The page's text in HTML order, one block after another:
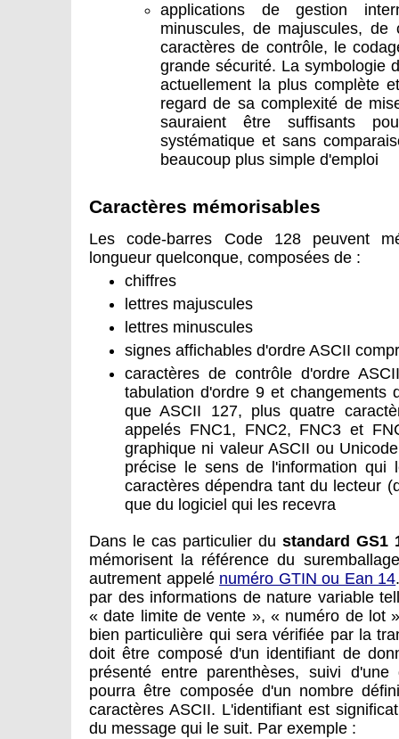
applications de gestion
minuscules, de majuscules,
caractères de contrôle, le
grande sécurité. La symbologie
actuellement la plus complète
regard de sa complexité de
sauraient être suffisants
systématique et sans
beaucoup plus simple d'emploi
Caractères mémorisables
Les code-barres Code 128 peuvent
longueur quelconque, composées de :
chiffres
lettres majuscules
lettres minuscules
signes affichables d'ordre ASCII
caractères de contrôle d'ordre
tabulation d'ordre 9 et changements
que ASCII 127, plus quatre
appelés FNC1, FNC2, FNC3 et
graphique ni valeur ASCII ou
précise le sens de l'information qui
caractères dépendra tant du lecteur
que du logiciel qui les recevra
Dans le cas particulier du standard GS1
mémorisent la référence du
autrement appelé numéro GTIN ou Ean 14
par des informations de nature variable
« date limite de vente », « numéro de lot
bien particulière qui sera vérifiée par la
doit être composé d'un identifiant de
présenté entre parenthèses, suivi
pourra être composée d'un nombre
caractères ASCII. L'identifiant est
du message qui le suit. Par exemple :